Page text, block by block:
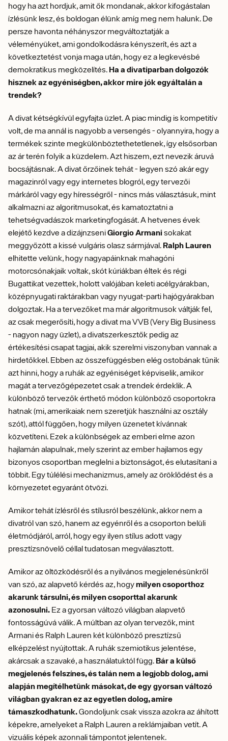
hogy ha azt hordjuk, amit ők mondanak, akkor kifogástalan
ízlésünk lesz, és boldogan élünk amíg meg nem halunk. De
persze havonta néhányszor megváltoztatják a
véleményüket, ami gondolkodásra kényszerít, és azt a
következtetést vonja maga után, hogy ez a legkevésbé
demokratikus megközelítés. Ha a divatiparban dolgozók
hisznek az egyéniségben, akkor mire jók egyáltalán a
trendek?
A divat kétségkívül egyfajta üzlet. A piac mindig is kompetitív
volt, de ma annál is nagyobb a versengés - olyannyira, hogy a
termékek szinte megkülönböztethetetlenek, így elsősorban
az ár terén folyik a küzdelem. Azt hiszem, ezt nevezik áruvá
bocsájtásnak. A divat őrzőinek tehát - legyen szó akár egy
magazinról vagy egy internetes blogról, egy tervezői
márkáról vagy egy hírességről - nincs más választásuk, mint
alkalmazni az algoritmusokat, és kamatoztatni a
tehetségvadászok marketingfogását. A hetvenes évek
elejétő kezdve a dizájnzseniGiorgio Armani sokakat
meggyőzött a kissé vulgáris olasz sármjával. Ralph Lauren
elhitette velünk, hogy nagyapáinknak mahagóni
motorcsónakjaik voltak, skót kúriákban éltek és régi
Bugattikat vezettek, holott valójában keleti acélgyárakban,
középnyugati raktárakban vagy nyugat-parti hajógyárakban
dolgoztak. Ha a tervezőket ma már algoritmusok váltják fel,
az csak megerősíti, hogy a divat ma VVB (Very Big Business
- nagyon nagy üzlet), a divatszerkesztők pedig az
értékesítési csapat tagjai, akik szerelmi viszonyban vannak a
hirdetőkkel. Ebben az összefüggésben elég ostobának tűnik
azt hinni, hogy a ruhák az egyéniséget képviselik, amikor
magát a tervezőgépezetet csak a trendek érdeklik. A
különböző tervezők érthető módon különböző csoportokra
hatnak (mi, amerikaiak nem szeretjük használni az osztály
szót), attól függően, hogy milyen üzenetet kívánnak
közvetíteni. Ezek a különbségek az emberi elme azon
hajlamán alapulnak, mely szerint az ember hajlamos egy
bizonyos csoportban meglelni a biztonságot, és elutasítani a
többit. Egy túlélési mechanizmus, amely az öröklődést és a
környezetet egyaránt ötvözi.
Amikor tehát ízlésről és stílusról beszélünk, akkor nem a
divatról van szó, hanem az egyénről és a csoporton belüli
életmódjáról, arról, hogy egy ilyen stílus adott vagy
presztízsnövelő céllal tudatosan megválasztott.
Amikor az öltözködésről és a nyilvános megjelenésünkről
van szó, az alapvető kérdés az, hogymilyen csoporthoz
akarunk társulni, és milyen csoporttal akarunk
azonosulni. Ez a gyorsan változó világban alapvető
fontosságúvá válik. A múltban az olyan tervezők, mint
Armani és Ralph Lauren két különböző presztízsű
elképzelést nyújtottak. A ruhák szemiotikus jelentése,
akárcsak a szavaké, a használatuktól függ. Bár a külső
megjelenés felszínes, és talán nem a legjobb dolog, ami
alapján megítélhetünk másokat, de egy gyorsan változó
világban gyakran ez az egyetlen dolog, amire
támaszkodhatunk.Gondoljunk csak vissza azokra az áhított
képekre, amelyeket a Ralph Lauren a reklámjaiban vetít. A
vizuális képek azonnali támpontot jelentenek.